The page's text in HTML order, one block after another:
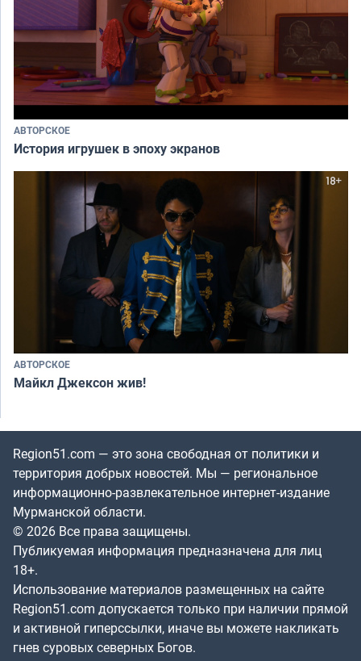
АВТОРСКОЕ
История игрушек в эпоху экранов
АВТОРСКОЕ
Майкл Джексон жив!
Region51.com — это зона свободная от политики и
территория добрых новостей. Мы — региональное
информационно-развлекательное интернет-издание
Мурманской области.
© 2026 Все права защищены.
Публикуемая информация предназначена для лиц
18+.
Использование материалов размещенных на сайте
Region51.com допускается только при наличии прямой
и активной гиперссылки, иначе вы можете накликать
гнев суровых северных Богов.